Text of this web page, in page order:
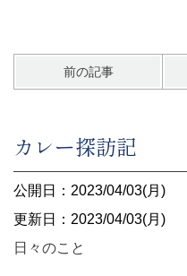
前の記事
カレー探訪記
公開日：2023/04/03(月)
更新日：2023/04/03(月)
日々のこと